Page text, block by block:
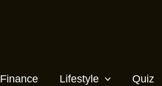
Finance Lifestyle Quiz